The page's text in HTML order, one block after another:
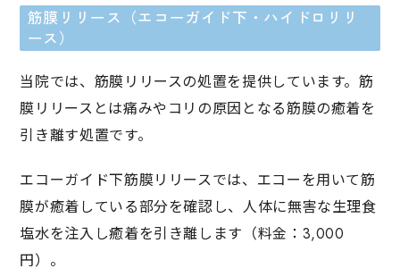
筋膜リリース（エコーガイド下・ハイドロリリ
ース）
当院では、筋膜リリースの処置を提供しています。筋
膜リリースとは痛みやコリの原因となる筋膜の癒着を
引き離す処置です。
エコーガイド下筋膜リリースでは、エコーを用いて筋
膜が癒着している部分を確認し、人体に無害な生理食
塩水を注入し癒着を引き離します（料金：3,000
円）。